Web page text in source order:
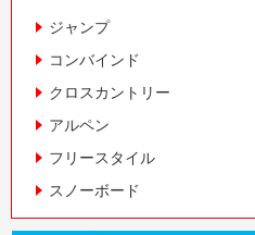
ジャンプ
コンバインド
クロスカントリー
アルペン
フリースタイル
スノーボード